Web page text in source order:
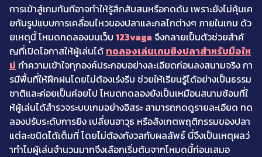
การเข้าสู่เกมทันทีอาจทำให้รู้สึกสับสนหรือกดดัน เพราะยังไม่คุ้นเค
ยกับรูปแบบการเคลื่อนไหวของปลาและกลไกต่างๆ ภายในเกม ด้ว
ยเหตุนี้ โหมดทดลองบนเว็บ 123vaga จึงกลายเป็นตัวช่วยสำคั
ญที่เปิดโอกาสให้ผู้เล่นได้ ทดลองเล่นเกมยิงปลาสำหรับมือให
ม่ ทำความเข้าใจทุกองค์ประกอบอย่างละเอียดก่อนลงสนามจริง กา
รมีพื้นที่ให้ฝึกฝนโดยไม่ต้องเร่งรีบ ช่วยให้เรียนรู้ได้อย่างเป็นธรรม
ชาติและค่อยเป็นค่อยไป โหมดทดลองยังเป็นเหมือนสนามซ้อมที่ใ
ห้ผู้เล่นได้สำรวจระบบเกมอย่างอิสระ สามารถกดดูรายละเอียด ทด
ลองปรับระดับการยิง เปลี่ยนอาวุธ หรือสังเกตพฤติกรรมของปลา
แต่ละชนิดได้เต็มที่ โดยไม่ต้องกังวลกับผลลัพธ์ นี่จึงเป็นเหตุผลว่
าทำไมผู้เล่นจำนวนมากจึงเลือกเริ่มต้นจากโหมดนี้ก่อนเสมอ